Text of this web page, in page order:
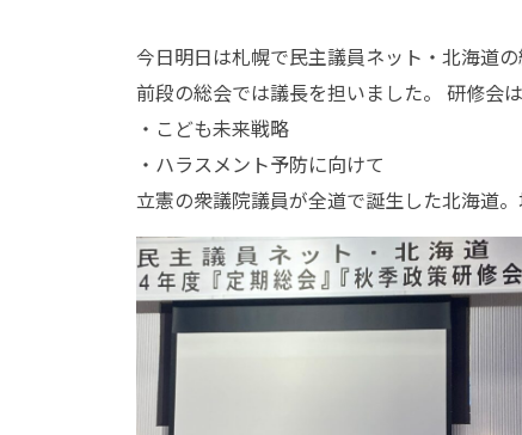
今日明日は札幌で民主議員ネット・北海道
前段の総会では議長を担いました。 研修会は
・こども未来戦略
・ハラスメント予防に向けて
立憲の衆議院議員が全道で誕生した北海道